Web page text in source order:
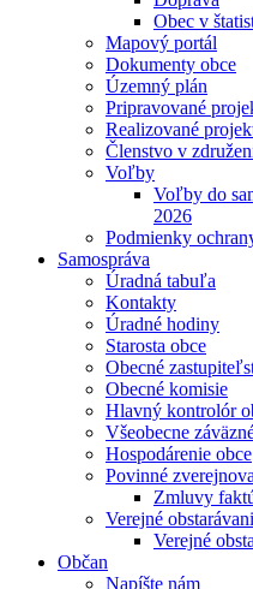
Obec v
Mapový portál
Dokumenty obce
Územný plán
Pripravované
Realizované
Členstvo v
Voľby
Voľby do
2026
Podmienky
Samospráva
Úradná tabuľa
Kontakty
Úradné hodiny
Starosta obce
Obecné
Obecné komisie
Hlavný kontrolór
Všeobecne
Hospodárenie obce
Povinné
Zmluvy
Verejné
Verejné
Občan
Napíšte nám